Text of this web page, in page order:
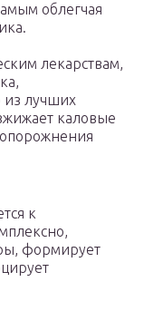
облегчая
лекарствам,
из лучших
каловые
к
формирует